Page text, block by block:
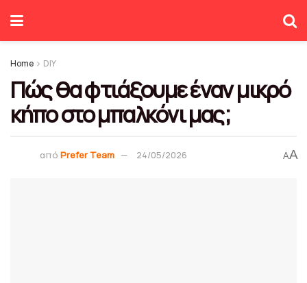
Home DIY
Πώς θα φτιάξουμε έναν μικρό
κήπο στο μπαλκόνι μας;
από Prefer Team 24/05/2026 AA